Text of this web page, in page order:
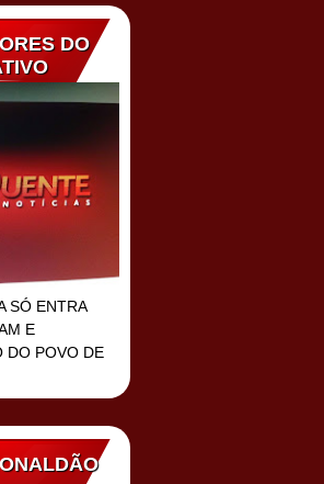
DO
SÓ ENTRA
E
DO POVO DE